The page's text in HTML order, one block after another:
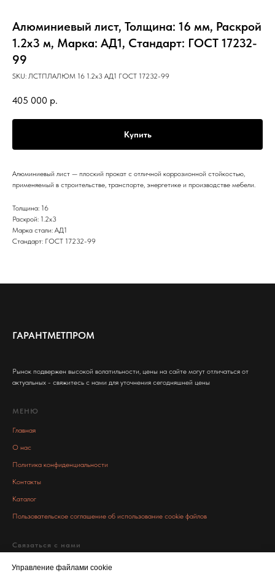
Управление файлами cookie
Алюминиевый лист, Толщина: 16 мм, Раскрой
1.2х3 м, Марка: АД1, Стандарт: ГОСТ 17232-
99
SKU: ЛСТПЛАЛЮМ 16 1.2х3 АД1 ГОСТ 17232-99
405 000 р.
Купить
Алюминиевый лист — плоский прокат с отличной коррозионной стойкостью,
применяемый в строительстве, транспорте, энергетике и производстве мебели.
Толщина: 16
Раскрой: 1.2х3
Марка стали: АД1
Стандарт: ГОСТ 17232-99
ГАРАНТМЕТПРОМ
Рынок подвержен высокой волатильности, цены на сайте могут отличаться от
актуальных - свяжитесь с нами для уточнения сегодняшней цены
МЕНЮ
Главная
О нас
Политика конфиденциальности
Контакты
Каталог
Пользовательское соглашение об использование cookie файлов
Связаться с нами
info@garant-metall.ru